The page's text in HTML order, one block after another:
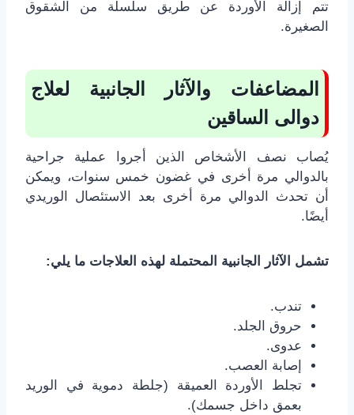
تتم إزالة الأوردة عن طريق سلسلة من الشقوق
الصغيرة.
المضاعفات والآثار الجانبية لعلاج
دوالى الساقين
يُصاب نصف الأشخاص الذين أجروا عملية جراحية
بالدوالي مرة أخرى في غضون خمس سنوات، ويمكن
أن تحدث الدوالي مرة أخرى بعد الاستئصال الوريدي
أيضًا.
تشمل الآثار الجانبية المحتملة لهذه العلاجات ما يلي:
تندب.
حروق الجلد.
عدوى.
إصابة العصب.
تجلط الأوردة العميقة (جلطة دموية في الوريد
بعمق داخل جسمك).